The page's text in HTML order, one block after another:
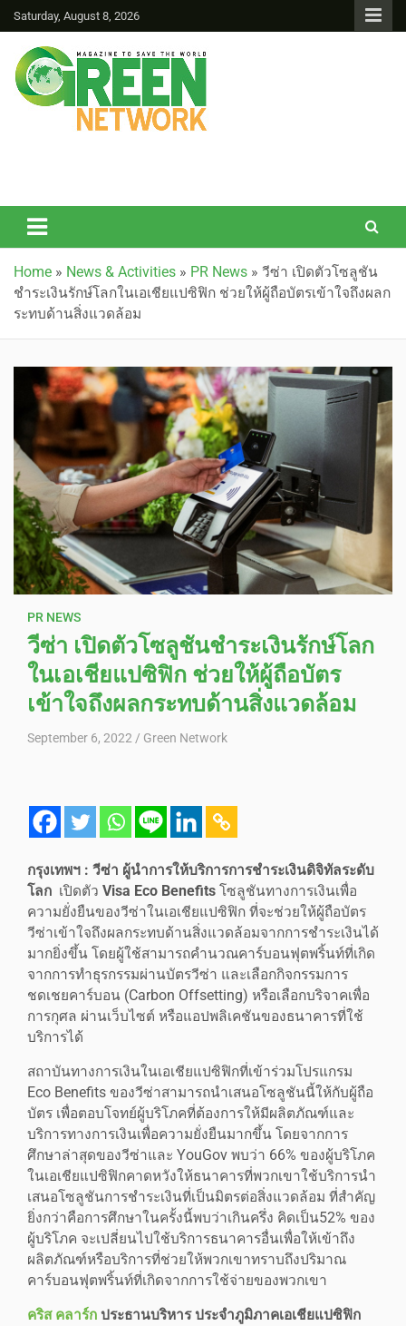
Saturday, August 8, 2026
Home » News & Activities » PR News » วีซ่า เปิดตัวโซลูชัน
ชำระเงินรักษ์โลกในเอเชียแปซิฟิก ช่วยให้ผู้ถือบัตรเข้าใจถึงผลก
ระทบด้านสิ่งแวดล้อม
PR NEWS
วีซ่า เปิดตัวโซลูชันชำระเงินรักษ์โลก
ในเอเชียแปซิฟิก ช่วยให้ผู้ถือบัตร
เข้าใจถึงผลกระทบด้านสิ่งแวดล้อม
September 6, 2022 Green Network
กรุงเทพฯ : วีซ่า ผู้นำการให้บริการการชำระเงินดิจิทัลระดับ
โลก เปิดตัว Visa Eco Benefits โซลูชันทางการเงินเพื่อ
ความยั่งยืนของวีซ่าในเอเชียแปซิฟิก ที่จะช่วยให้ผู้ถือบัตร
วีซ่าเข้าใจถึงผลกระทบด้านสิ่งแวดล้อมจากการชำระเงินได้
มากยิ่งขึ้น โดยผู้ใช้สามารถคำนวณคาร์บอนฟุตพริ้นท์ที่เกิด
จากการทำธุรกรรมผ่านบัตรวีซ่า และเลือกกิจกรรมการ
ชดเชยคาร์บอน (Carbon Offsetting) หรือเลือกบริจาคเพื่อ
การกุศล ผ่านเว็บไซต์ หรือแอปพลิเคชันของธนาคารที่ใช้
บริการได้
สถาบันทางการเงินในเอเชียแปซิฟิกที่เข้าร่วมโปรแกรม
Eco Benefits ของวีซ่าสามารถนำเสนอโซลูชันนี้ให้กับผู้ถือ
บัตร เพื่อตอบโจทย์ผู้บริโภคที่ต้องการให้มีผลิตภัณฑ์และ
บริการทางการเงินเพื่อความยั่งยืนมากขึ้น โดยจากการ
ศึกษาล่าสุดของวีซ่าและ YouGov พบว่า 66% ของผู้บริโภค
ในเอเชียแปซิฟิกคาดหวังให้ธนาคารที่พวกเขาใช้บริการนำ
เสนอโซลูชันการชำระเงินที่เป็นมิตรต่อสิ่งแวดล้อม ที่สำคัญ
ยิ่งกว่าคือการศึกษาในครั้งนี้พบว่าเกินครึ่ง คิดเป็น52% ของ
ผู้บริโภค จะเปลี่ยนไปใช้บริการธนาคารอื่นเพื่อให้เข้าถึง
ผลิตภัณฑ์หรือบริการที่ช่วยให้พวกเขาทราบถึงปริมาณ
คาร์บอนฟุตพริ้นท์ที่เกิดจากการใช้จ่ายของพวกเขา
คริส คลาร์ก ประธานบริหาร ประจำภูมิภาคเอเชียแปซิฟิก